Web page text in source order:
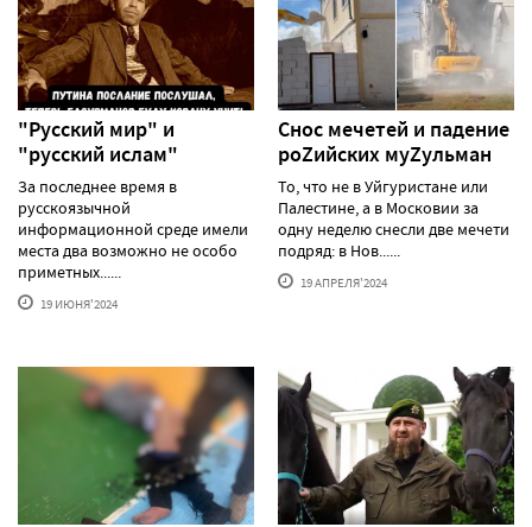
"Русский мир" и
"русский ислам"
За последнее время в
русскоязычной
информационной среде имели
места два возможно не особо
приметных......
19 ИЮНЯ'2024
Снос мечетей и падение
роZийских муZульман
То, что не в Уйгуристане или
Палестине, а в Московии за
одну неделю снесли две мечети
подряд: в Нов......
19 АПРЕЛЯ'2024